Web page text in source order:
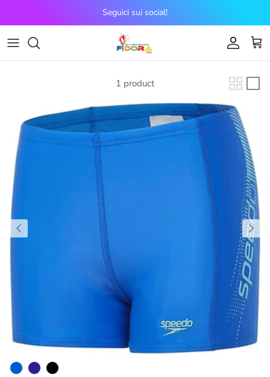
Seguici sui social!
Account
Cart
1 product